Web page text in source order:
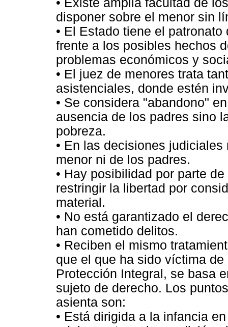
• Existe amplia facultad de
disponer sobre el menor sin
• El Estado tiene el
frente a los posibles hechos
problemas económicos y
• El juez de menores trata
asistenciales, donde estén
• Se considera "abandono"
ausencia de los padres sino
pobreza.
• En las decisiones
menor ni de los padres.
• Hay posibilidad por parte
restringir la libertad por
material.
• No está garantizado el
han cometido delitos.
• Reciben el mismo
que el que ha sido víctima
Protección Integral, se basa
sujeto de derecho. Los
asienta son:
• Está dirigida a la infancia